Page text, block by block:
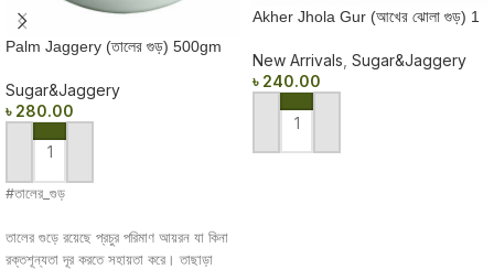
Palm Jaggery (তালের গুড়) 500gm
Sugar&Jaggery
৳ 280.00
ADD TO CART
#তালের_গুড়
তালের গুড়ে রয়েছে প্রচুর পরিমাণ আয়রন যা কিনা
রক্তশূন্যতা দূর করতে সহায়তা করে। তাছাড়া
Akher Jhola Gur (আখের ঝোলা গুড়) 1
New Arrivals, Sugar&Jaggery
৳ 240.00
ADD TO CART